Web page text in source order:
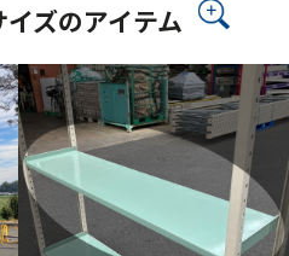
ズのアイテム